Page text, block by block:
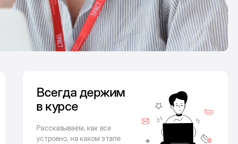
Всегда держим
в курсе
Рассказываем, как все
устроено, на каком этапе